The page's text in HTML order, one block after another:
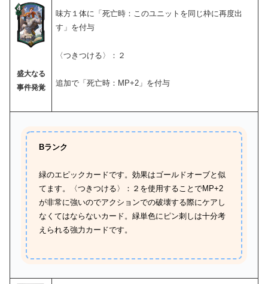
盛大なる
事件発覚
味方１体に「死亡時：このユニットを同じ枠に再度出
す」を付与
〈つきつける〉：２
追加で「死亡時：MP+2」を付与
Bランク
緑のエピックカードです。効果はゴールドオーブと似
てます。〈つきつける〉：２を使用することでMP+2
が非常に強いのでアクションでの破壊する際にケアし
なくてはならないカード。緑単色にピン刺しは十分考
えられる強力カードです。